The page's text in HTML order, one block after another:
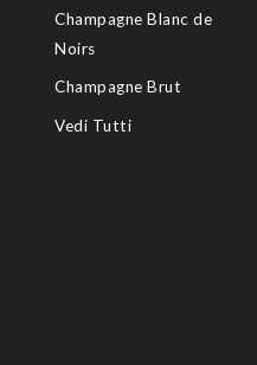
Champagne Blanc de
Noirs
Champagne Brut
Vedi Tutti